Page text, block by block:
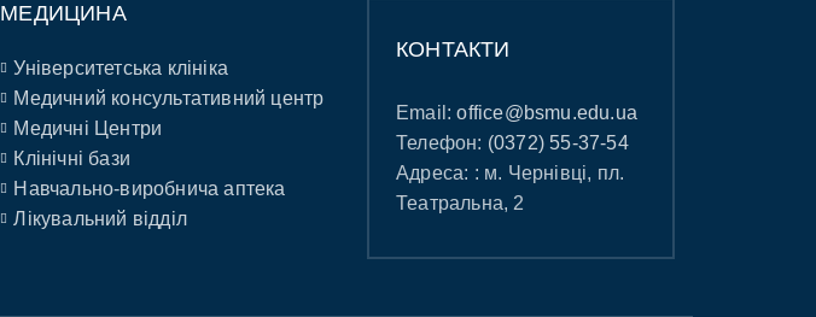
МЕДИЦИНА
Університетська клініка
Медичний консультативний центр
Медичні Центри
Клінічні бази
Навчально-виробнича аптека
Лікувальний відділ
КОНТАКТИ
Email:office@bsmu.edu.ua
Телефон: (0372) 55-37-54
Адреса: : м. Чернівці, пл.
Театральна, 2